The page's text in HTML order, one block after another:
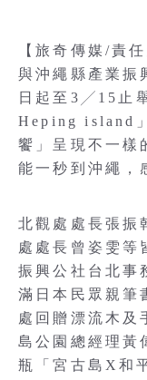
【旅奇傳媒/責
與沖繩縣產業振
日起至3╱15止
Heping island
饗」呈現不一樣
能一秒到沖繩，
北觀處處長張振
處處長曾姿雯等
振興公社台北事
滿日本民眾親筆
處回贈漂流木及
島公園總經理黃
瓶「宮古島X和